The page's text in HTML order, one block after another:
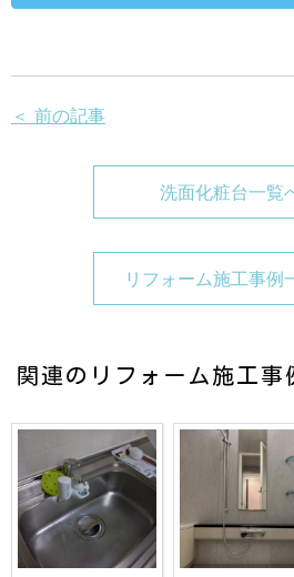
＜ 前の記事
洗面化粧台一覧
リフォーム施工事例
関連のリフォーム施工事